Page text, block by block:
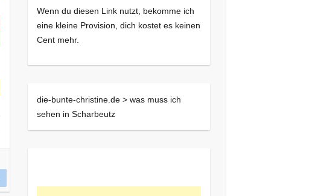
Wenn du diesen Link nutzt, bekomme ich
eine kleine Provision, dich kostet es keinen
Cent mehr.
die-bunte-christine.de > was muss ich
sehen in Scharbeutz